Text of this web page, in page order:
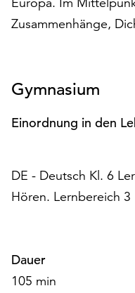
Sie
jederzeit
ändern
und
widerrufen.
Ihnen
am
die
Schaltfläche
Zusammenhänge,
Gymnasium
Einordnung in den
DE - Deutsch Kl. 6
Hören. Lernbereich 3
Dauer
105 min